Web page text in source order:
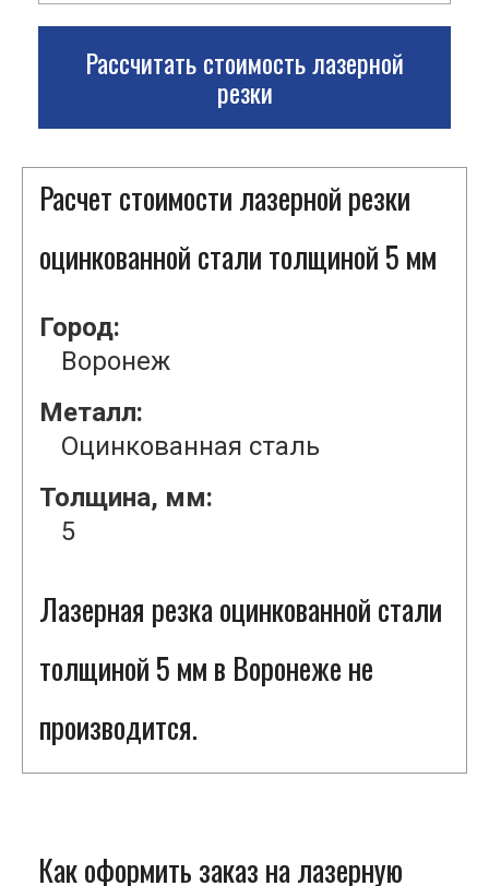
Рассчитать стоимость лазерной
резки
Расчет стоимости лазерной резки
оцинкованной стали толщиной 5 мм
Город:
Воронеж
Металл:
Оцинкованная сталь
Толщина, мм:
5
Лазерная резка оцинкованной стали
толщиной 5 мм в Воронеже не
производится.
Как оформить заказ на лазерную